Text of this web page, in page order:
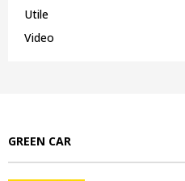
Utile
Video
GREEN CAR